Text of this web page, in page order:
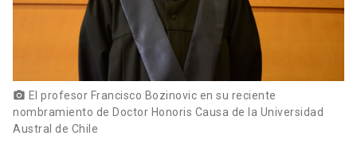
photo_camera El profesor Francisco Bozinovic en su reciente
nombramiento de Doctor Honoris Causa de la Universidad
Austral de Chile